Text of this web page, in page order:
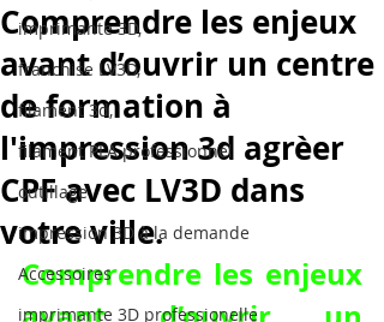
imprimante 3D,
franchise LV3D,
filament 3d,
filament PLA professionnel
outillage
impression 3D à la demande
Accessoires
imprimante 3D professionelle
Comprendre les enjeux
avant d’ouvrir un centre
de formation à
l'impression 3d agrèer
CPF avec LV3D dans
votre ville.
Comprendre les enjeux